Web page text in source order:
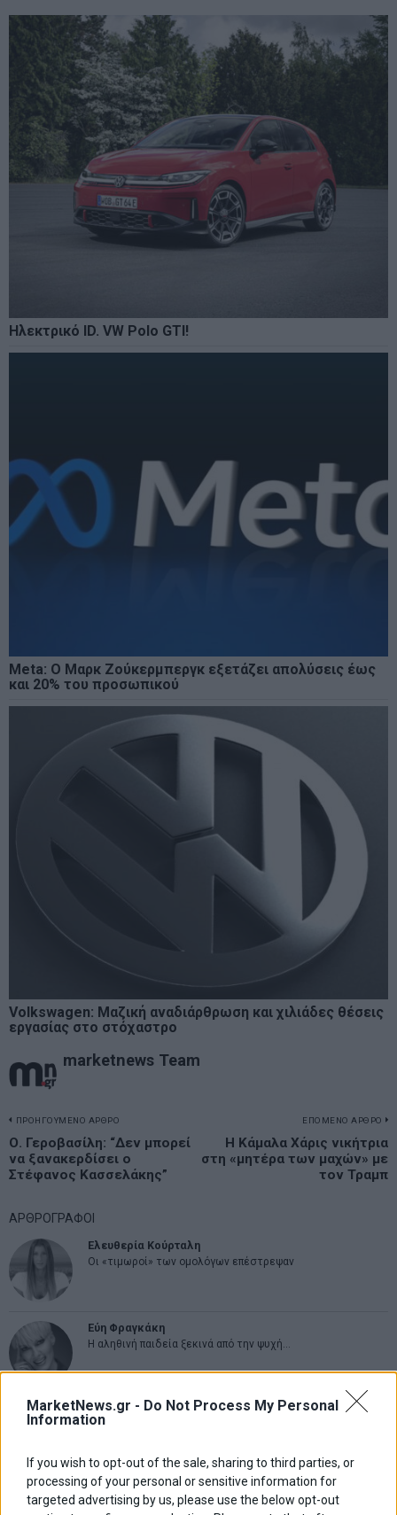
MarketNews.gr - Do Not Process My Personal
Information
If you wish to opt-out of the sale, sharing to third parties, or
processing of your personal or sensitive information for
targeted advertising by us, please use the below opt-out
Ηλεκτρικό ID. VW Polo GTI!
Meta: Ο Μαρκ Ζούκερμπεργκ εξετάζει απολύσεις έως
και 20% του προσωπικού
Volkswagen: Μαζική αναδιάρθρωση και χιλιάδες θέσεις
εργασίας στο στόχαστρο
marketnews Team
Πλοήγηση
άρθρων
ΠΡΟΗΓΟΥΜΕΝΟ ΑΡΘΡΟ
Previous
post:
Ο. Γεροβασίλη: “Δεν μπορεί
να ξανακερδίσει ο
Στέφανος Κασσελάκης”
ΕΠΟΜΕΝΟ ΑΡΘΡΟ
Η Κάμαλα Χάρις νικήτρια
στη «μητέρα των μαχών» με
τον Τραμπ
ΑΡΘΡΟΓΡΑΦΟΙ
Ελευθερία Κούρταλη
Οι «τιμωροί» των ομολόγων επέστρεψαν
Εύη Φραγκάκη
Η αληθινή παιδεία ξεκινά από την ψυχή…
Σταματίνα Σταματάκου
Η βία κατά των ζώων δεν αντέχει βολικές ερμηνείες
Δημήτρης Καμπουράκης
Από την αποθέωση στην καταγγελία: Η Ελλάδα πάντα